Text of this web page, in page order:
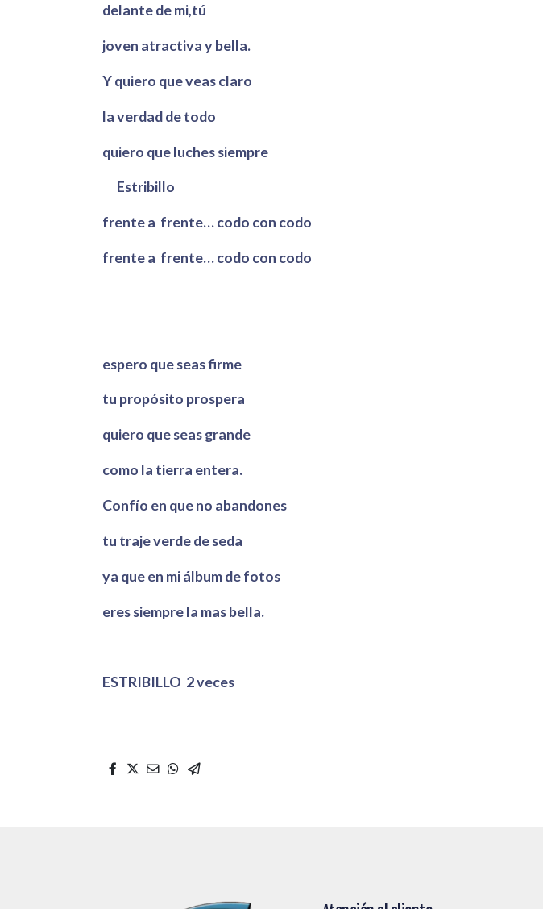
delante de mi,tú
joven atractiva y bella.
Y quiero que veas claro
la verdad de todo
quiero que luches siempre
Estribillo
frente a frente… codo con codo
frente a frente… codo con codo
espero que seas firme
tu propósito prospera
quiero que seas grande
como la tierra entera.
Confío en que no abandones
tu traje verde de seda
ya que en mi álbum de fotos
eres siempre la mas bella.
ESTRIBILLO 2 veces